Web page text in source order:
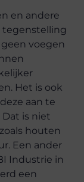
en andere
tegenstelling
voegen
Het is ook
aan te
is niet
houten
Een ander
Industrie in
een